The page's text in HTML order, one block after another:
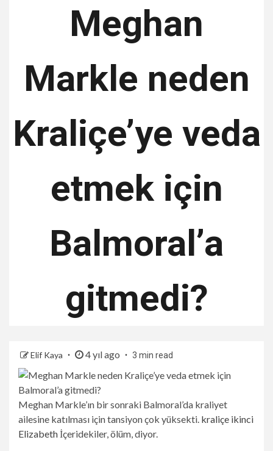
Meghan
Markle neden
Kraliçe’ye veda
etmek için
Balmoral’a
gitmedi?
Elif Kaya 4 yıl ago 3 min read
Meghan Markle’ın bir sonraki Balmoral’da kraliyet
ailesine katılması için tansiyon çok yüksekti. kraliçe ikinci
Elizabethİçeridekiler, ölüm, diyor.